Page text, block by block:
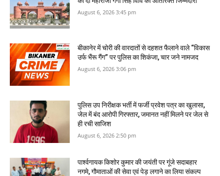
August 6, 2026 3:45 pm
बीकानेर में चोरी की वारदातों से दहशत फैलाने वाले “विकास
उर्फ भैंरू गैंग” पर पुलिस का शिकंजा, चार जने नामजद
August 6, 2026 3:06 pm
पुलिस उप निरीक्षक भर्ती में फर्जी प्रवेश पत्र का खुलासा,
जेल में बंद आरोपी गिरफ्तार, जमानत नहीं मिलने पर जेल से
ही रची साजिश
August 6, 2026 2:50 pm
पार्श्वगायक किशोर कुमार की जयंती पर गूंजे सदाबहार
नगमे, गौमाताओं की सेवा एवं पेड़ लगाने का लिया संकल्प